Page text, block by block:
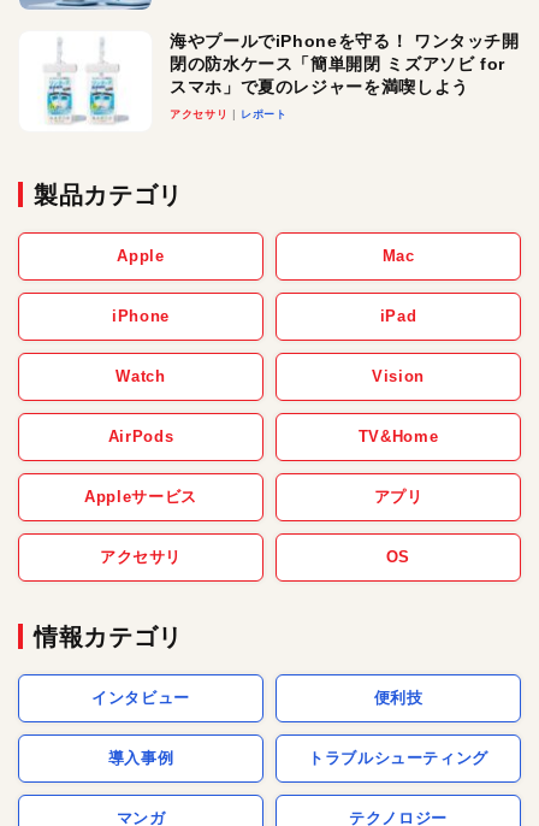
海やプールでiPhoneを守る！ ワンタッチ開
閉の防水ケース「簡単開閉 ミズアソビ for
スマホ」で夏のレジャーを満喫しよう
アクセサリ レポート
製品カテゴリ
Apple Mac
iPhone iPad
Watch Vision
AirPods TV&Home
Appleサービス アプリ
アクセサリ OS
情報カテゴリ
インタビュー 便利技
導入事例 トラブルシューティング
マンガ テクノロジー